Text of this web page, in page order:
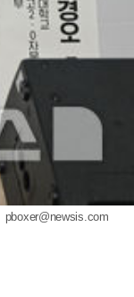
pboxer@newsis.com